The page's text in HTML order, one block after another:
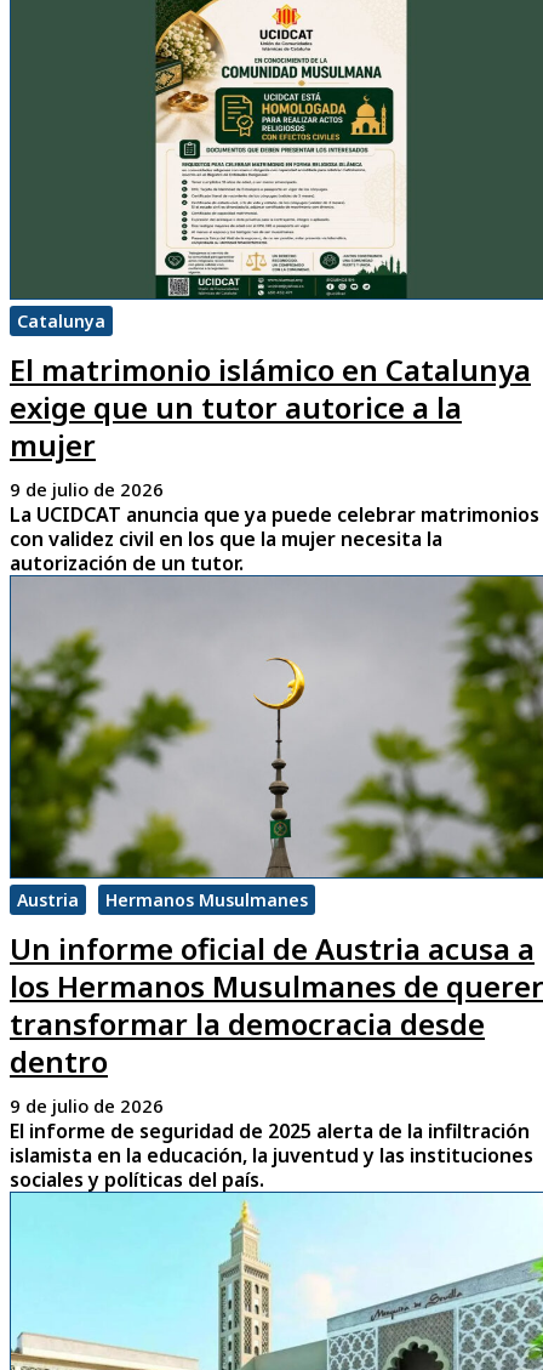
Catalunya
El matrimonio islámico en Catalunya
exige que un tutor autorice a la
mujer
9 de julio de 2026
La UCIDCAT anuncia que ya puede celebrar matrimonios
con validez civil en los que la mujer necesita la
autorización de un tutor.
Austria Hermanos Musulmanes
Un informe oficial de Austria acusa a
los Hermanos Musulmanes de querer
transformar la democracia desde
dentro
9 de julio de 2026
El informe de seguridad de 2025 alerta de la infiltración
islamista en la educación, la juventud y las instituciones
sociales y políticas del país.